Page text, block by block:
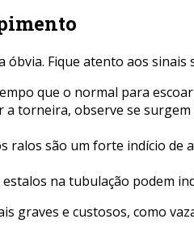
Fique atento aos
que o normal para
a torneira, observe se
ralos são um forte indício
na tubulação podem
graves e custosos, como